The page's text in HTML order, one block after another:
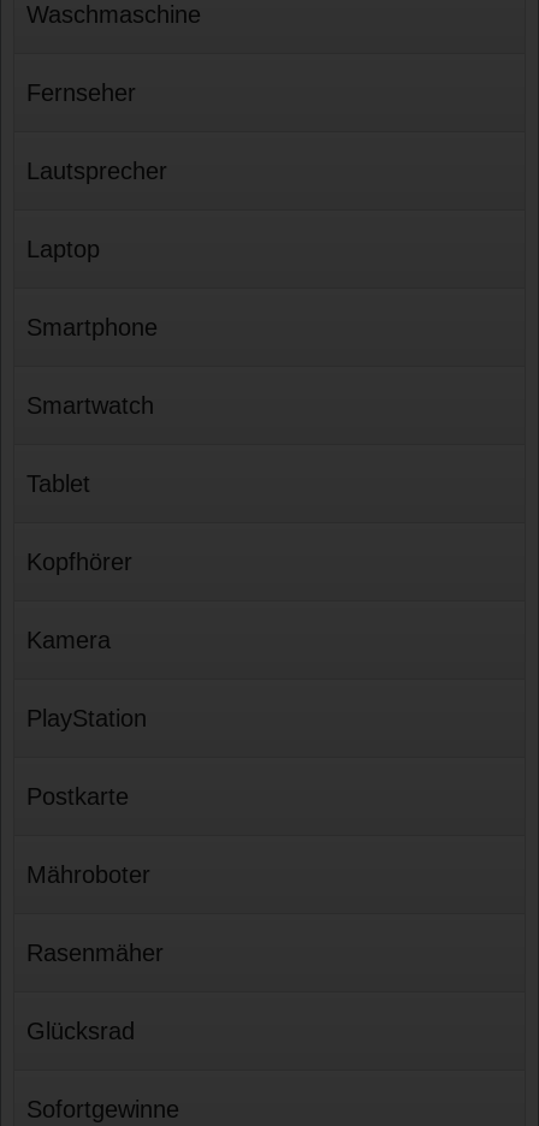
Waschmaschine
Fernseher
Lautsprecher
Laptop
Smartphone
Smartwatch
Tablet
Kopfhörer
Kamera
PlayStation
Postkarte
Mähroboter
Rasenmäher
Glücksrad
Sofortgewinne